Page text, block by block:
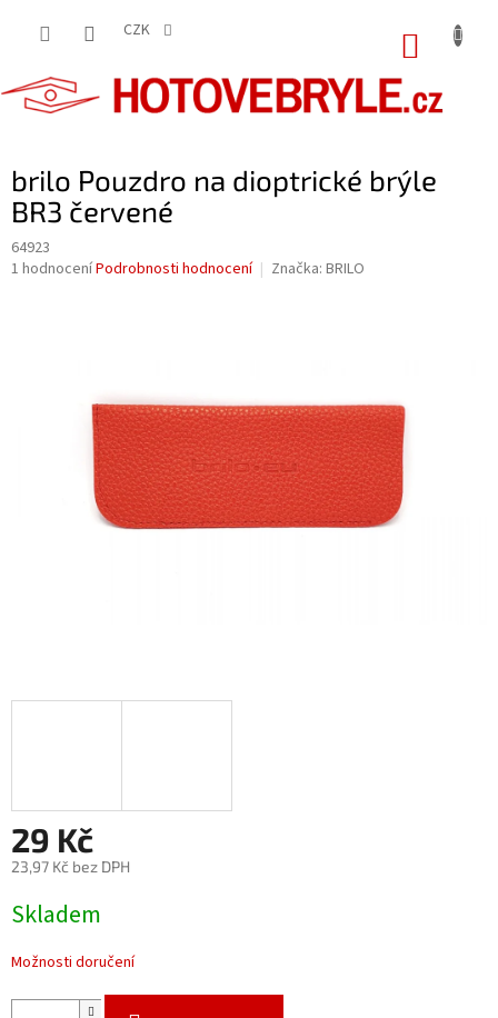
CZK
brilo Pouzdro na dioptrické brýle
BR3 červené
64923
Průměrné
1 hodnoceníPodrobnosti hodnocení Značka: BRILO
29 Kč
23,97 Kč bez DPH
cena:
Skladem
Možnosti doručení